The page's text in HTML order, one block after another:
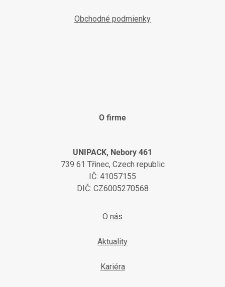
Obchodné podmienky
O firme
UNIPACK, Nebory 461
739 61 Třinec, Czech republic
IČ: 41057155
DIČ: CZ6005270568
O nás
Aktuality
Kariéra